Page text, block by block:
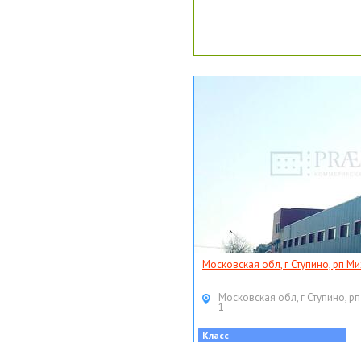
Московская обл, г Ступино, рп
Московская обл, г Ступино,
1
Класс